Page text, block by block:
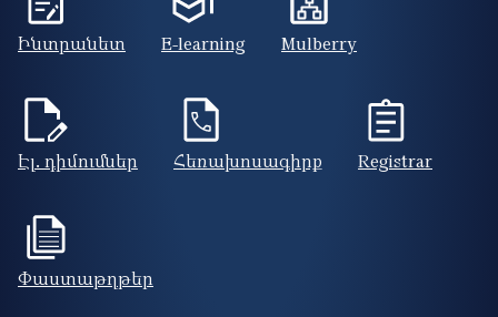
Ինտրանետ E-learning Mulberry
Էլ. դիմումներ Հեռախոսագիրք Registrar
Փաստաթղթեր